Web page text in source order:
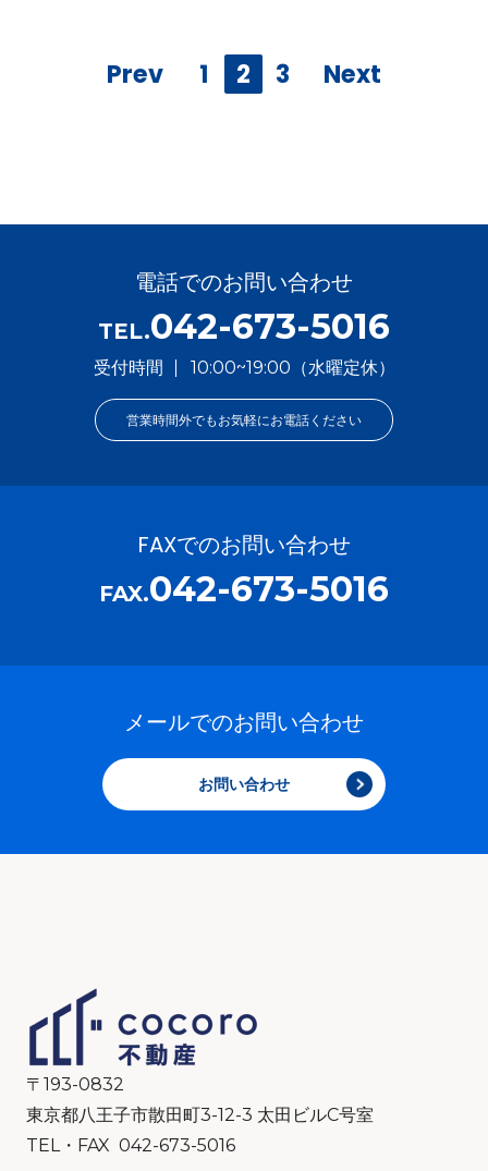
Prev 1 2 3 Next
電話でのお問い合わせ
TEL.042-673-5016
受付時間 10:00~19:00（水曜定休）
営業時間外でもお気軽にお電話ください
FAXでのお問い合わせ
FAX.042-673-5016
メールでのお問い合わせ
お問い合わせ
〒193-0832
東京都八王子市散田町3-12-3 太田ビルC号室
TEL・FAX 042-673-5016